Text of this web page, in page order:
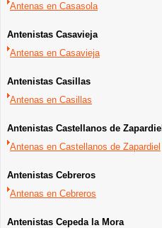
Antenas en Casasola
Antenistas Casavieja
Antenas en Casavieja
Antenistas Casillas
Antenas en Casillas
Antenistas Castellanos de Zapardiel
Antenas en Castellanos de Zapardiel
Antenistas Cebreros
Antenas en Cebreros
Antenistas Cepeda la Mora